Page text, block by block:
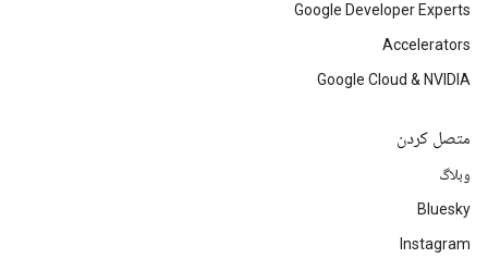
Google Developer Experts
Accelerators
Google Cloud & NVIDIA
متصل کردن
وبلاگ
Bluesky
Instagram